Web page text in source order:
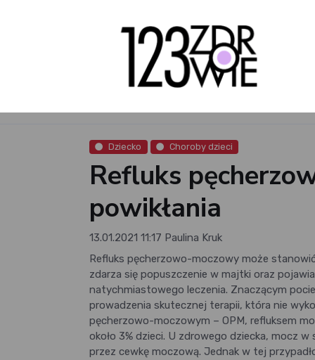
Dziecko Choroby dzieci
Refluks
powikłania
13.01.2021 11:17 Paulina Kruk
Refluks pęcherzowo-moczowy może
zdarza się popuszczenie w majtki oraz
natychmiastowego leczenia. Znaczącym
prowadzenia skutecznej terapii, która nie
pęcherzowo-moczowym – OPM, refluksem
około 3% dzieci. U zdrowego dziecka, mocz
przez cewkę moczową. Jednak w tej